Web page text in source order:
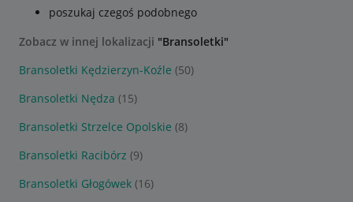
poszukaj czegoś podobnego
Zobacz w innej lokalizacji "Bransoletki"
Bransoletki Kędzierzyn-Koźle (50)
Bransoletki Nędza (15)
Bransoletki Strzelce Opolskie (8)
Bransoletki Racibórz (9)
Bransoletki Głogówek (16)